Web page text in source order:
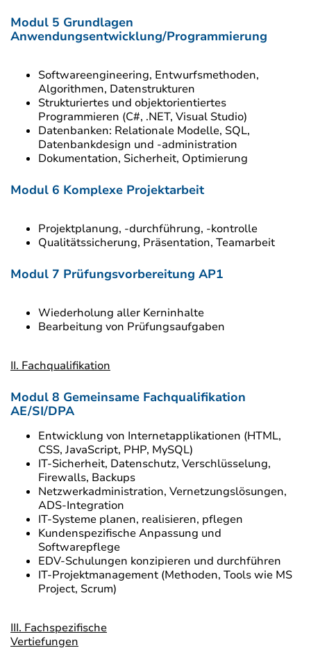
Modul 5 Grundlagen
Anwendungsentwicklung/
Softwareengineering, Entwurfsmethoden,
Algorithmen, Datenstrukturen
Strukturiertes und objektorientiertes
Programmieren (C#, .NET, Visual Studio)
Datenbanken: Relationale Modelle, SQL,
Datenbankdesign und -administration
Dokumentation, Sicherheit, Optimierung
Modul 6 Komplexe Projektarbeit
Projektplanung, -durchführung, -kontrolle
Qualitätssicherung, Präsentation, Teamarbeit
Modul 7 Prüfungsvorbereitung AP1
Wiederholung aller Kerninhalte
Bearbeitung von Prüfungsaufgaben
II. Fachqualifikation
Modul 8 Gemeinsame Fachqualifikation
AE/SI/DPA
Entwicklung von Internetapplikationen (HTML,
CSS, JavaScript, PHP, MySQL)
IT-Sicherheit, Datenschutz, Verschlüsselung,
Firewalls, Backups
Netzwerkadministration, Vernetzungslösungen,
ADS-Integration
IT-Systeme planen, realisieren, pflegen
Kundenspezifische Anpassung und
Softwarepflege
EDV-Schulungen konzipieren und durchführen
IT-Projektmanagement (Methoden, Tools wie MS
Project, Scrum)
III. Fachspezifische
Vertiefungen